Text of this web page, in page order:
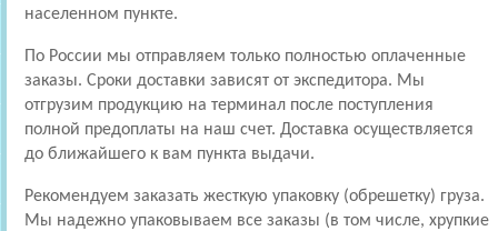
населенном пункте.
По России мы отправляем только полностью оплаченные
заказы. Сроки доставки зависят от экспедитора. Мы
отгрузим продукцию на терминал после поступления
полной предоплаты на наш счет. Доставка осуществляется
до ближайшего к вам пункта выдачи.
Рекомендуем заказать жесткую упаковку (обрешетку) груза.
Мы надежно упаковываем все заказы (в том числе, хрупкие